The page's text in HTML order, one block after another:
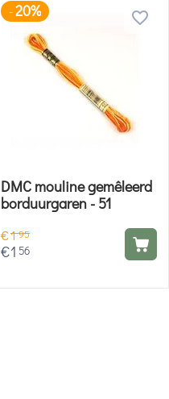
-20%
DMC mouline gemêleerd
borduurgaren - 51
€195
€1 56